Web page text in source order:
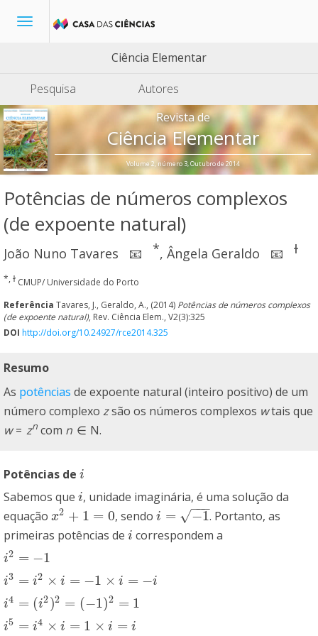
Toggle
Ciência Elementar
Pesquisa
Autores
Revista de
Ciência Elementar
Volume 2, número 3, Outubro de 2014
Potências de números complexos
(de expoente natural)
João Nuno Tavares 📧 *, Ângela Geraldo 📧 ɫ
*, ɫ CMUP/ Universidade do Porto
Referência Tavares, J., Geraldo, A., (2014) Potências de números complexos
(de expoente natural), Rev. Ciência Elem., V2(3):325
DOI http://doi.org/10.24927/rce2014.325
Resumo
As potências de expoente natural (inteiro positivo) de um
número complexo zsão os números complexos wtais que
w = zn com n ∈ N.
Potências de i
i
Sabemos que i
i, unidade imaginária, é uma solução da
equação x2 + 1 = 0
x2+1= 0 , sendoi = −1
−−
−
√
i= −1
. Portanto, as
primeiras potências de i
i correspondem a
i2 = −1
i2= −1
i3 = i2 × i = −1 × i = −i
i3= i2 ×i= −1 ×i =−i
i4 = (i2)2 = (−1)2 = 1
i4= (i2 )2=(−1 )2 1
i5 = i4 × i = 1 × i = i
i5= i4 ×i= 1× =